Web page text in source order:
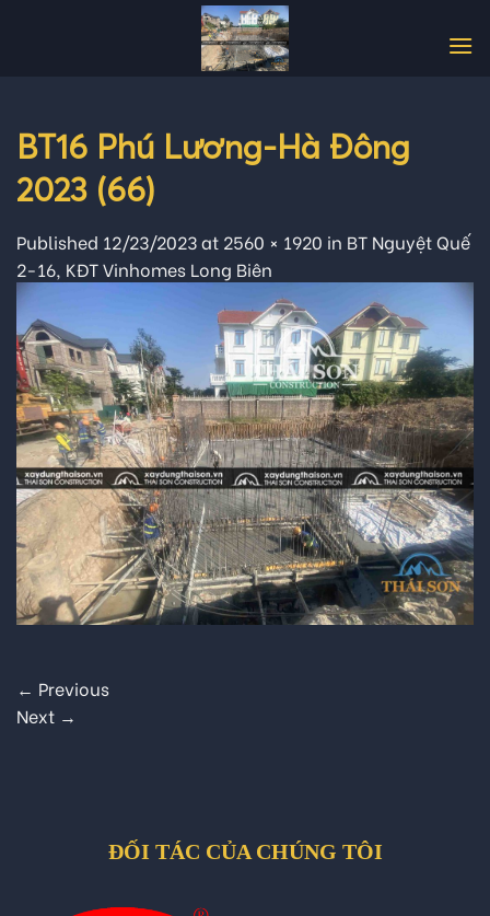
BT16 Phú Lương-Hà Đông
2023 (66)
Published 12/23/2023at 2560 × 1920 in BT Nguyệt Quế
2-16, KĐT Vinhomes Long Biên
← Previous
Next →
ĐỐI TÁC CỦA CHÚNG TÔI